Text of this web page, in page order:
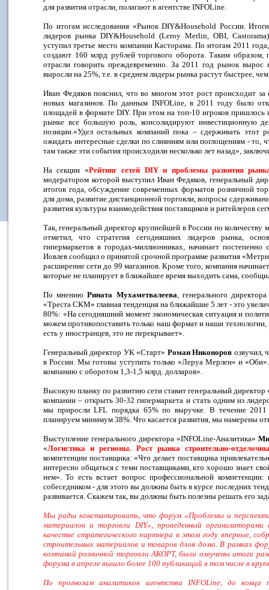
для развития отрасли, полагают в агентстве INFOLine.
По итогам исследования «Рынок DIY&Household России.
лидеров рынка DIY&Household (Leroy Merlin, OBI,
уступил третье место компании Касторама. По итогам 2011
создают 160 млрд рублей торгового оборота. Таким
отрасли говорить преждевременно. За 2011 год рынок
выросли на 25%, т.е. в среднем лидеры рынка растут быстрее,
Иван Федяков пояснил, что во многом этот рост происходит за
новых магазинов. По данным INFOLine, в 2011 году было
площадей в формате DIY. При этом на топ-10 игроков
рынке все большую роль, консолидируют инвестиционную
позиции.«Удел остальных компаний пока – сдерживать
ожидать интересные сделки по слияниям или поглощениям -
там также эти события происходили несколько лет назад»,
На секции «Рейтинг сетей DIY и проблемы развития
модератором которой выступил Иван Федяков, генеральный
итогов года, обсуждение современных форматов розничной
для дома, развитие дистанционной торговли, вопросы
развития культуры взаимодействия поставщиков и ритейлеров
Так, генеральный директор крупнейшей в России по количеству
отметил, что стратегия сегодняшних лидеров рынка,
гипермаркетов в городах-миллионниках, начинает
Иовлев сообщил о принятой срочной программе развития
расширение сети до 99 магазинов. Кроме того, компания
которые не планирует в ближайшее время выходить сама,
По мнениюРината Мухаметвалеева, генерального
«Треста СКМ» главная тенденция на ближайшие 5 лет - это
80%: «На сегодняшний момент экономическая ситуация и
можем противопоставить только наш формат и наши
есть у иностранцев, это не перекрывает».
Генеральный директор УК «Старт» Роман Никоноров озвучил,
в России. Мы готовы уступить только «Леруа Мерлен» и
компанию с оборотом 1,3-1,5 млрд. долларов».
Высокую планку по развитию сети ставит генеральный
компании – открыть 30-32 гипермаркета и стать одним из
мы приросли LFL порядка 65% по выручке. В течение
планируем минимум 38%. Что касается развития, мы намерены
Выступление генерального директора «INFOLine-Аналитика»
«Логистика и регионы. Рост рынка строительно-
компетенции поставщика: «Что делает поставщика
интересно общаться с теми поставщиками, кто хорошо знает
нем». То есть встает вопрос профессиональной
собеседником - для этого вы должны быть в курсе последних
развивается. Скажем так, вы должны быть полезны решать его
Мы рады констатировать, что форум «Проблемы и
материалов и торговли DIY», проведенный
качестве стратегического партнера в этом году впервые,
строительных материалов и товаров длоя дома. В рамках
компаний розничной торговли АКОРТ, были озвучены итоги
форума в апреле вышло более 100 публикаций в том числе в
По прогнозам аналитиков агентства INFOLine, до конца